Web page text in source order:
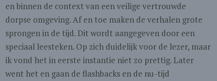
en binnen de context van een veilige vertrouwde
dorpse omgeving. Af en toe maken de verhalen grote
sprongen in de tijd. Dit wordt aangegeven door een
speciaal leesteken. Op zich duidelijk voor de lezer, maar
ik vond het in eerste instantie niet zo prettig. Later
went het en gaan de flashbacks en de nu-tijd